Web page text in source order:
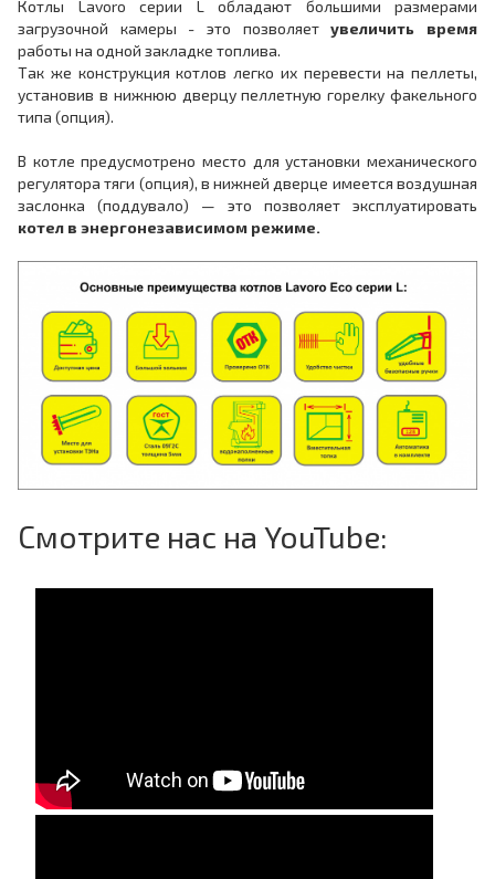
Котлы Lavoro серии L обладают большими размерами
загрузочной камеры - это позволяетувеличить время
работы на одной закладке топлива.
Так же конструкция котлов легко их перевести на пеллеты,
установив в нижнюю дверцу пеллетную горелку факельного
типа (опция).
В котле предусмотрено место для установки механического
регулятора тяги (опция), в нижней дверце имеется воздушная
заслонка (поддувало) — это позволяет эксплуатировать
котел в энергонезависимом режиме.
Смотрите нас на YouTube: